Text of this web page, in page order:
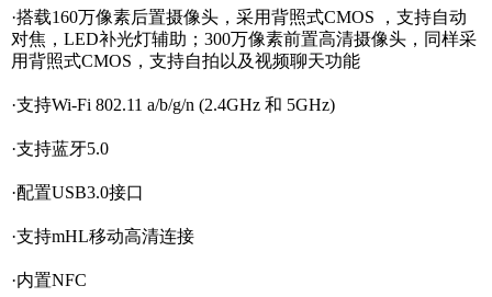
·搭载160万像素后置摄像头，采用背照式CMOS ，支持自动
对焦，LED补光灯辅助；300万像素前置高清摄像头，同样采
用背照式CMOS，支持自拍以及视频聊天功能
·支持Wi-Fi 802.11 a/b/g/n (2.4GHz 和 5GHz)
·支持蓝牙5.0
·配置USB3.0接口
·支持mHL移动高清连接
·内置NFC